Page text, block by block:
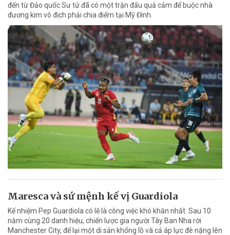
đến từ Đảo quốc Sư tử đã có một trận đấu quả cảm để buộc nhà
đương kim vô địch phải chia điểm tại Mỹ Đình.
Maresca và sứ mệnh kế vị Guardiola
Kế nhiệm Pep Guardiola có lẽ là công việc khó khăn nhất. Sau 10
năm cùng 20 danh hiệu, chiến lược gia người Tây Ban Nha rời
Manchester City, để lại một di sản khổng lồ và cả áp lực đè nặng lên